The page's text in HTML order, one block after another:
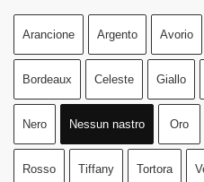
Arancione Argento Avorio
Bordeaux Celeste Giallo
Nero Nessun nastro Oro
Rosso Tiffany Tortora